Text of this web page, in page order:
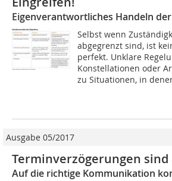
Eigenverantwortliches Handeln
Selbst wenn
abgegrenzt sind, ist
perfekt. Unklare
Konstellationen oder
zu Situationen, in
Ausgabe 05/2017
Terminverzögerungen
Auf die richtige Kommunikation